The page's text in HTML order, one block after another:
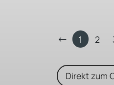
1 2
Direkt zum